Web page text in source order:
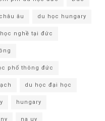
âu du học hungary
nghề tại đức
phổ thông đức
du học đại học
hungary
na uy